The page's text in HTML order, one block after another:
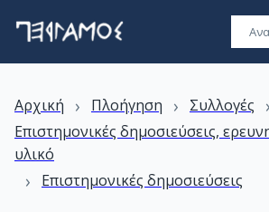
Αρχική › Πλοήγηση › Συλλογές ›
Επιστημονικές δημοσιεύσεις,
υλικό
› Επιστημονικές δημοσιεύσεις